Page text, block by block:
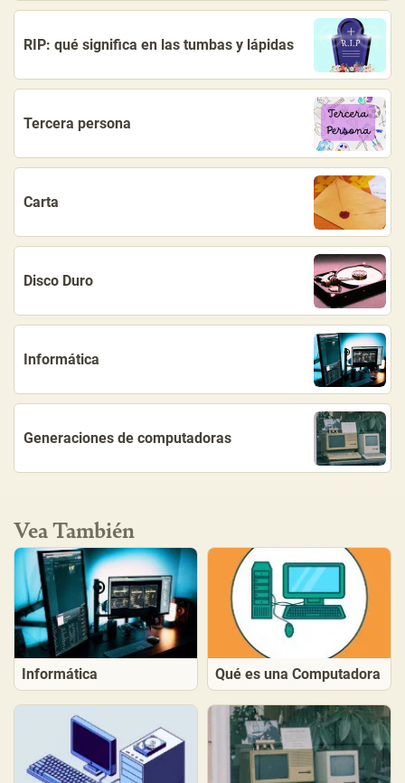
RIP: qué significa en las tumbas y lápidas
Tercera persona
Carta
Disco Duro
Informática
Generaciones de computadoras
Vea También
Informática Qué es una Computadora